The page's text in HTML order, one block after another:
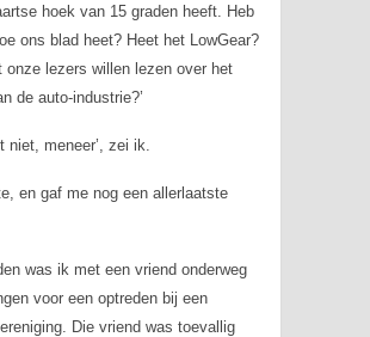
hoek van 15 graden heeft. Heb
ons blad heet? Heet het LowGear?
onze lezers willen lezen over het
de auto-industrie?’
niet, meneer’, zei ik.
en gaf me nog een allerlaatste
was ik met een vriend onderweg
voor een optreden bij een
Die vriend was toevallig